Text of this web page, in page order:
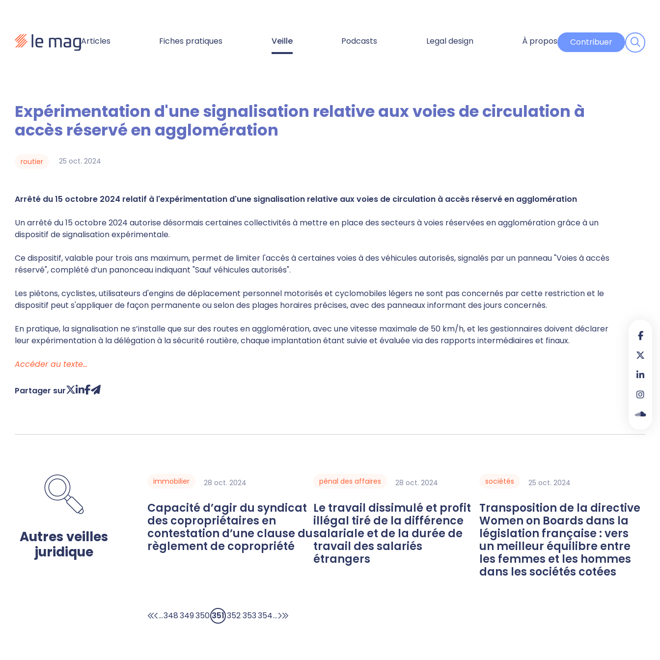
Articles Fiches pratiques Veille Podcasts Legal design À propos Contribuer
Expérimentation d'une signalisation relative aux voies de circulation à
accès réservé en agglomération
25 oct. 2024
routier
Arrêté du 15 octobre 2024 relatif à l'expérimentation d'une signalisation relative aux voies de circulation à accès réservé en agglomération
Un arrêté du 15 octobre 2024 autorise désormais certaines collectivités à mettre en place des secteurs à voies réservées en agglomération grâce à un
dispositif de signalisation expérimentale.
Ce dispositif, valable pour trois ans maximum, permet de limiter l'accès à certaines voies à des véhicules autorisés, signalés par un panneau "Voies à accès
réservé", complété d’un panonceau indiquant "Sauf véhicules autorisés".
Les piétons, cyclistes, utilisateurs d'engins de déplacement personnel motorisés et cyclomobiles légers ne sont pas concernés par cette restriction et le
dispositif peut s'appliquer de façon permanente ou selon des plages horaires précises, avec des panneaux informant des jours concernés.
En pratique, la signalisation ne s’installe que sur des routes en agglomération, avec une vitesse maximale de 50 km/h, et les gestionnaires doivent déclarer
leur expérimentation à la délégation à la sécurité routière, chaque implantation étant suivie et évaluée via des rapports intermédiaires et finaux.
Accéder au texte…
Partager sur
Capacité d’agir du syndicat
des copropriétaires en
contestation d’une clause du
règlement de copropriété
28 oct. 2024
immobilier
Le travail dissimulé et profit
illégal tiré de la différence
salariale et de la durée de
travail des salariés
étrangers
28 oct. 2024
pénal des affaires
Transposition de la directive
Women on Boards dans la
législation française : vers
un meilleur équilibre entre
les femmes et les hommes
dans les sociétés cotées
25 oct. 2024
sociétés
...348349350351 352353354...